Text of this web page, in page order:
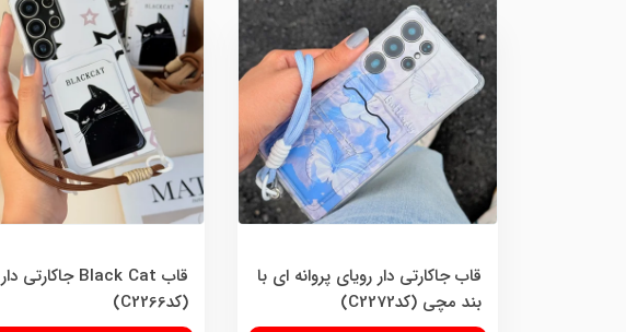
قاب جاکارتی دار رویای پروانه ای با
بند مچی (کدC2272)
قاب Black Cat جاکارتی دار
(کدC2266)